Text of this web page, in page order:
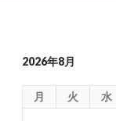
2026年8月
月 火 水